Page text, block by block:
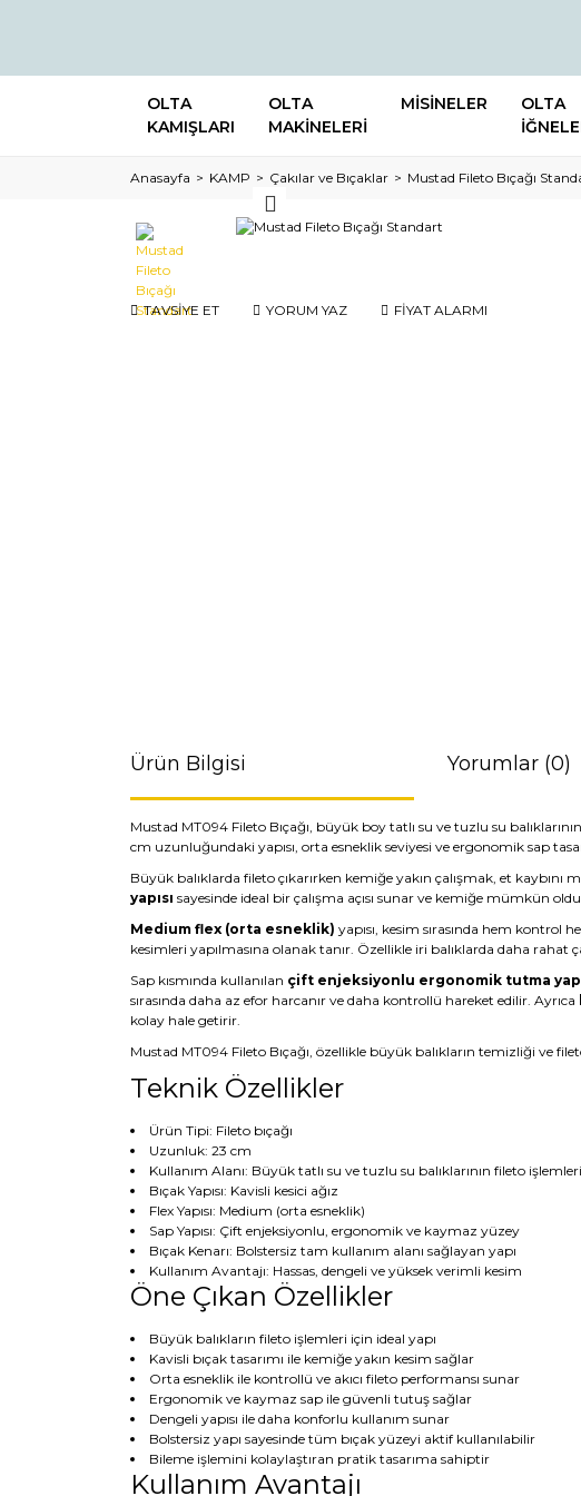
OLTA
KAMIŞLARI
OLTA
MAKİNELERİ
MİSİNELER
OLTA
Anasayfa KAMP Çakılar ve Bıçaklar Mustad Fileto Bıçağı
TAVSİYE ET YORUM YAZ FİYAT ALARMI
Ürün Bilgisi Yorumlar (0)
Mustad MT094 Fileto Bıçağı, büyük boy tatlı su ve tuzlu su
cm uzunluğundaki yapısı, orta esneklik seviyesi ve ergonomik sap
Büyük balıklarda fileto çıkarırken kemiğe yakın çalışmak, et
yapısı sayesinde ideal bir çalışma açısı sunar ve kemiğe mümkün
Medium flex (orta esneklik) yapısı, kesim sırasında hem
kesimleri yapılmasına olanak tanır. Özellikle iri balıklarda daha rahat
Sap kısmında kullanılan çift enjeksiyonlu ergonomik tutma
sırasında daha az efor harcanır ve daha kontrollü hareket edilir. Ayrıca
kolay hale getirir.
Mustad MT094 Fileto Bıçağı, özellikle büyük balıkların temizliği ve
Teknik Özellikler
Ürün Tipi: Fileto bıçağı
Uzunluk: 23 cm
Kullanım Alanı: Büyük tatlı su ve tuzlu su balıklarının fileto işlemleri
Bıçak Yapısı: Kavisli kesici ağız
Flex Yapısı: Medium (orta esneklik)
Sap Yapısı: Çift enjeksiyonlu, ergonomik ve kaymaz yüzey
Bıçak Kenarı: Bolstersiz tam kullanım alanı sağlayan yapı
Kullanım Avantajı: Hassas, dengeli ve yüksek verimli kesim
Öne Çıkan Özellikler
Büyük balıkların fileto işlemleri için ideal yapı
Kavisli bıçak tasarımı ile kemiğe yakın kesim sağlar
Orta esneklik ile kontrollü ve akıcı fileto performansı sunar
Ergonomik ve kaymaz sap ile güvenli tutuş sağlar
Dengeli yapısı ile daha konforlu kullanım sunar
Bolstersiz yapı sayesinde tüm bıçak yüzeyi aktif kullanılabilir
Bileme işlemini kolaylaştıran pratik tasarıma sahiptir
Kullanım Avantajı